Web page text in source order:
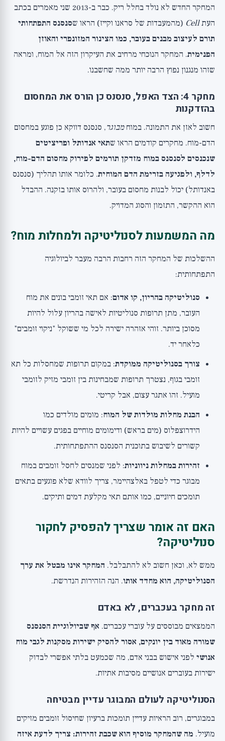
המחקר החדש לא נולד בחלל ריק. כבר ב-2013 שני מאמרים בכתב
העתCell (מהמעבדות של סראנו וקייז) הראו שסנסנס התפתחותי
תורם לעיצוב מבנים בעובר, כמו הצינור המזונפרי והאוזן
הפנימית. המחקר הנוכחי מרחיב את העיקרון הזה אל המוח, ומראה
שזהו מנגנון נפוץ הרבה יותר ממה שחשבנו.
מחקר 4: הצד האפל, סנסנס כן הורס את המחסום
בהזדקנות
חשוב לאזן את התמונה. במוחמבוגר, סנסנס דווקא כן פוגע במחסום
הדם-מוח. מחקרים קודמים הראו שתאי אנדותל ופריציטים
שנכנסים לסנסנס במוח מזדקן תורמים לפירוק מחסום הדם-מוח,
לדלף, ולפגיעה בזרימת הדם המוחית. כלומר אותו תהליך (סנסנס
באנדותל) יכול לבנות מחסום בעובר, ולהרוס אותו בזקנה. ההבדל
הוא ההקשר, התזמון והסוג המדויק.
מה המשמעות לסנוליטיקה ולמחלות מוח?
ההשלכות של המחקר הזה רחבות הרבה מעבר לביולוגיה
התפתחותית:
סנוליטיקה בהריון, קו אדום: אם תאי זומבי בונים את מוח
העובר, מתן תרופות סנוליטיות לאישה בהריון עלול להיות
מסוכן ביותר. זוהי אזהרה ישירה לכל מי ששוקל "ניקוי זומבים"
כלאחר יד.
צורך בסנוליטיקה ממוקדת: במקום תרופות שמחסלות כל תא
זומבי בגוף, נצטרך תרופות שמבחינות בין זומבי מזיק לזומבי
מועיל. זהו אתגר עצום, אבל קריטי.
הבנת מחלות מולדות של המוח: מומים מולדים כמו
הידרוצפלוס (מים בראש) ודימומים מוחיים בפגים עשויים להיות
קשורים לשיבוש בתוכנית הסנסנס ההתפתחותית.
זהירות במחלות ניווניות: לפני שמנסים לחסל זומבים במוח
מבוגר כדי לטפל באלצהיימר, צריך לוודא שלא פוגעים בתאים
תומכים חיוניים, כמו אותם תאי מקלעת דמים ותיקים.
האם זה אומר שצריך להפסיק לחקור
סנוליטיקה?
ממש לא, וכאן חשוב לא להתבלבל. המחקר אינו מבטל את ערך
הסנוליטיקה, הוא מחדד אותו. הנה הזהירות הנדרשת.
זה מחקר בעכברים, לא באדם
הממצאים מבוססים על עוברי עכברים. אף שביולוגיית הסנסנס
שמורה מאוד בין יונקים, אסור להסיק ישירות מסקנות לגבי מוח
אנושי לפני אישוש בבני אדם, מה שכמעט בלתי אפשרי לבדוק
ישירות בעוברים אנושיים מסיבות אתיות.
הסנוליטיקה לעולם המבוגר עדיין מבטיחה
במבוגרים, רוב הראיות עדיין תומכות ברעיון שחיסול זומבים מזיקים
מועיל. מה שהמחקר מוסיף הוא שכבת זהירות: צריך לדעת איזה